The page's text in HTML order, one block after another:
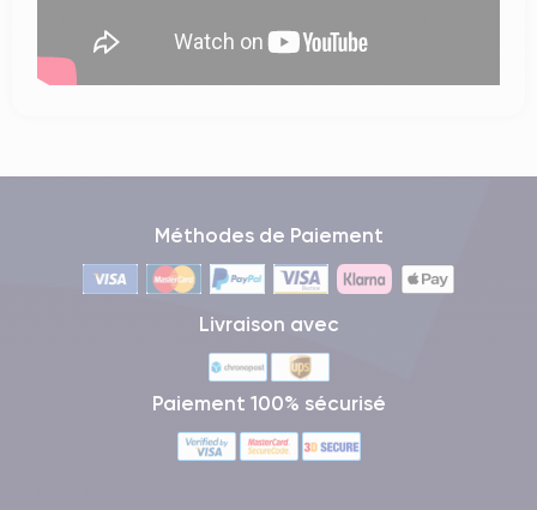
Méthodes de Paiement
Livraison avec
Paiement 100% sécurisé